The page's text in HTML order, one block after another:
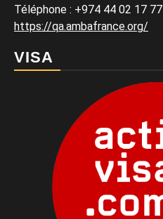
Téléphone : +974 44 02 17 77
https://qa.ambafrance.org/
VISA